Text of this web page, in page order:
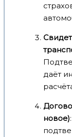
даёт
новое)